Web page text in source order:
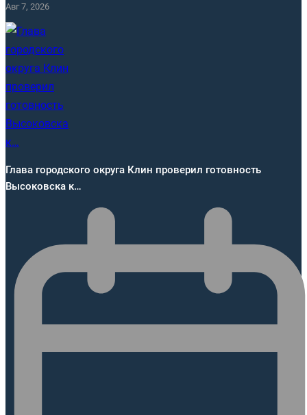
Авг 7, 2026
Глава городского округа Клин проверил готовность
Высоковска к…